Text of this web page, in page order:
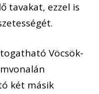
tavakat, ezzel is
Vöcsök-
két másik